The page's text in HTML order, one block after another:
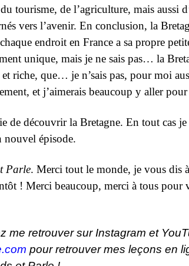
tourisme, de l’agriculture, mais aussi
vers l’avenir. En conclusion, la
endroit en France a sa propre
unique, mais je ne sais pas… la
riche, que… je n’sais pas, pour moi
et j’aimerais beaucoup y aller
de découvrir la Bretagne. En tout cas
nouvel épisode.
Parle. Merci tout le monde, je vous dis
! Merci beaucoup, merci à tous pour
retrouver sur Instagram et
pour retrouver mes leçons en